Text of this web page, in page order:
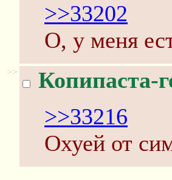
>>33202
О, у меня
>> Копипаста-
>>33216
Охуей от